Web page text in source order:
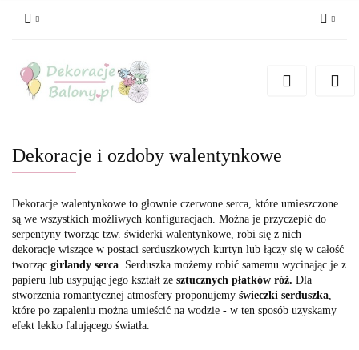
Zarejestruj się
Dekoracje i ozdoby walentynkowe
Dekoracje walentynkowe to głownie czerwone serca, które umieszczone
są we wszystkich możliwych konfiguracjach. Można je przyczepić do
serpentyny tworząc tzw. świderki walentynkowe, robi się z nich
dekoracje wiszące w postaci serduszkowych kurtyn lub łączy się w całość
tworząc girlandy serca. Serduszka możemy robić samemu wycinając je z
papieru lub usypując jego kształt ze sztucznych płatków róż. Dla
stworzenia romantycznej atmosfery proponujemy świeczki serduszka,
które po zapaleniu można umieścić na wodzie - w ten sposób uzyskamy
efekt lekko falującego światła.